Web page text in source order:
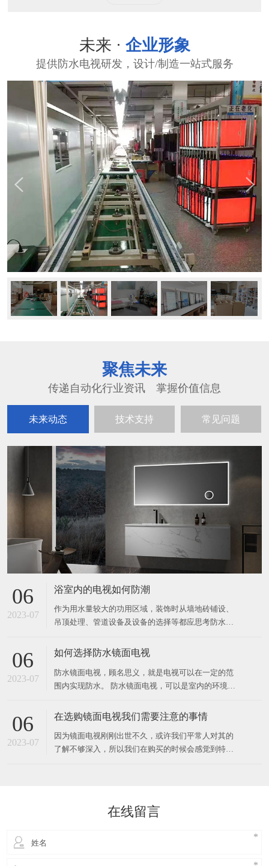
未来 · 企业形象
提供防水电视研发，设计/制造一站式服务
聚焦未来
传递自动化行业资讯 掌握价值信息
未来动态 技术支持 常见问题
06
2023-07
浴室内的电视如何防潮
作为用水量较大的功用区域，装饰时从墙地砖铺设、
吊顶处理、管道设备及设备的选择等都应思考防水防
面层下做防水层，选用水泥沙浆将地上找平，涂防水
地砖等饰材铺贴上去，洒水后用木板拍实，抵达平坦
健壮、接缝紧密。石
06
2023-07
如何选择防水镜面电视
防水镜面电视，顾名思义，就是电视可以在一定的范
围内实现防水。 防水镜面电视，可以是室内的环境下
内使用的电视，可以选择防水镜面电视，对于室外使
视会防水呢？ 电视之所以可以防水，是因为电视的内
部构造和
06
2023-07
在选购镜面电视我们需要注意的事情
因为镜面电视刚刚出世不久，或许我们平常人对其的
了解不够深入，所以我们在购买的时候会感觉到特别
商他们的实力会更好，在线留言